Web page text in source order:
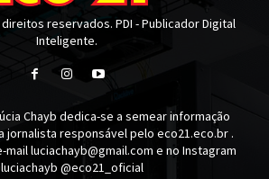
reservados. PDI - Publicador Digital
Inteligente.
Chayb dedica-se a semear informação
jornalista responsável pelo eco21.eco.br .
luciachayb@gmail.com e no Instagram
@eco21_oficial